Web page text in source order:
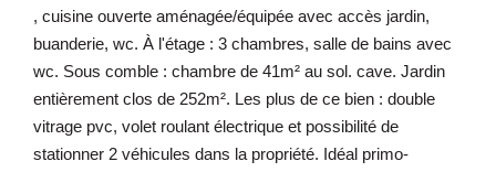
, cuisine ouverte aménagée/équipée avec accès jardin,
buanderie, wc. À l'étage : 3 chambres, salle de bains avec
wc. Sous comble : chambre de 41m² au sol. cave. Jardin
entièrement clos de 252m². Les plus de ce bien : double
vitrage pvc, volet roulant électrique et possibilité de
stationner 2 véhicules dans la propriété. Idéal primo-